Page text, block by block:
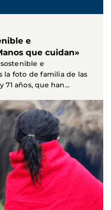
e
que cuidan»
e
la foto de familia de las
71 años, que han